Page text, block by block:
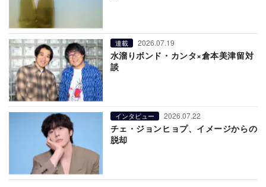
連載 2026.07.19
水溜りボンド・カンタ×倉本美津留対
談
インタビュー 2026.07.22
チェ・ジョンヒョプ、イメージからの
脱却